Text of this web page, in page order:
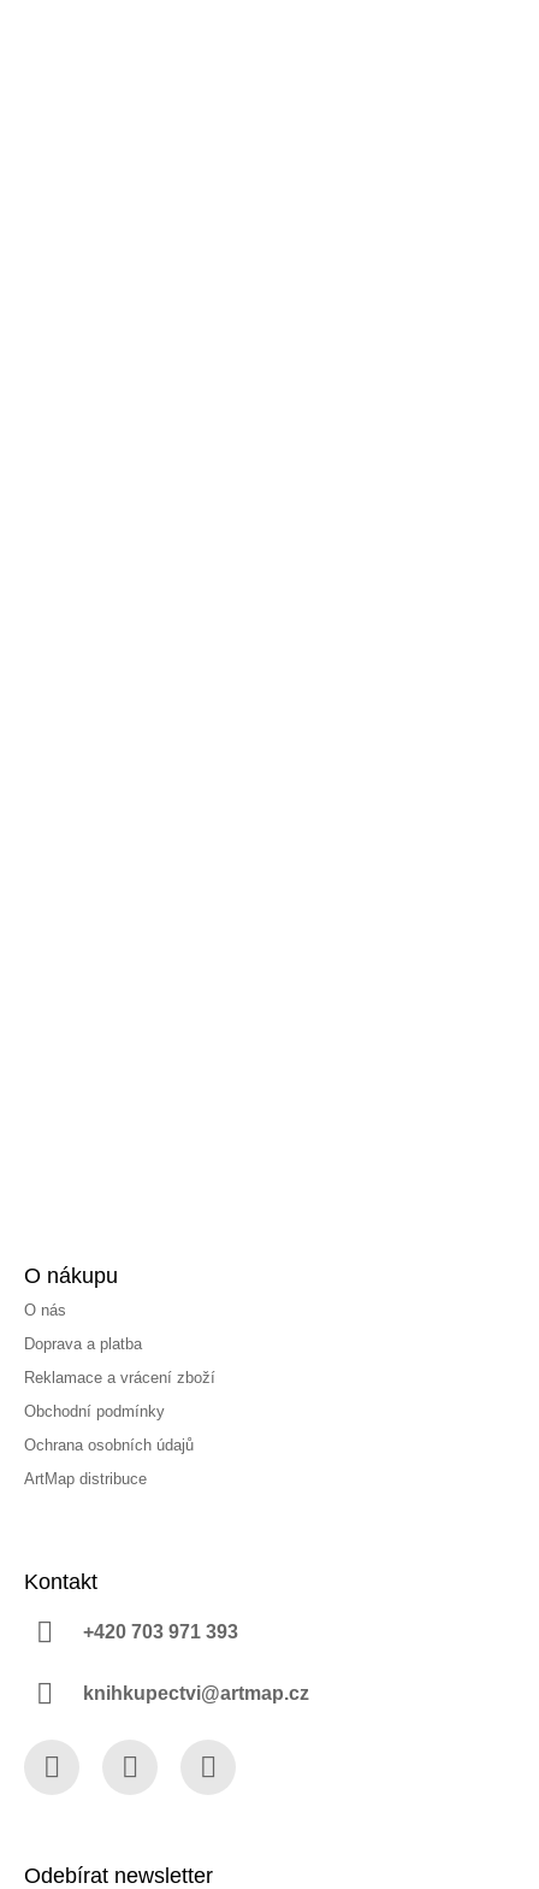
O nákupu
O nás
Doprava a platba
Reklamace a vrácení zboží
Obchodní podmínky
Ochrana osobních údajů
ArtMap distribuce
Kontakt
+420 703 971 393
knihkupectvi@artmap.cz
Odebírat newsletter